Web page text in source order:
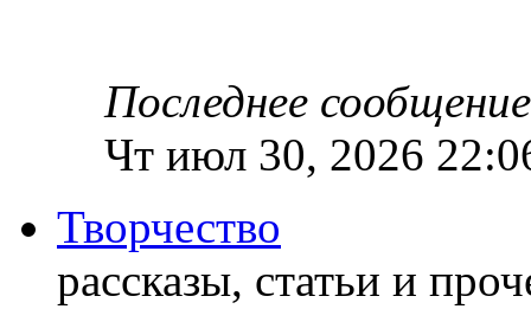
Последнее сообщение
Чт июл 30, 2026
Творчество
рассказы, статьи и